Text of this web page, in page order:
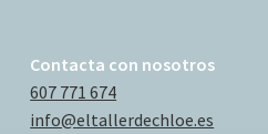
Contacta con nosotros
607 771 674
info@eltallerdechloe.es